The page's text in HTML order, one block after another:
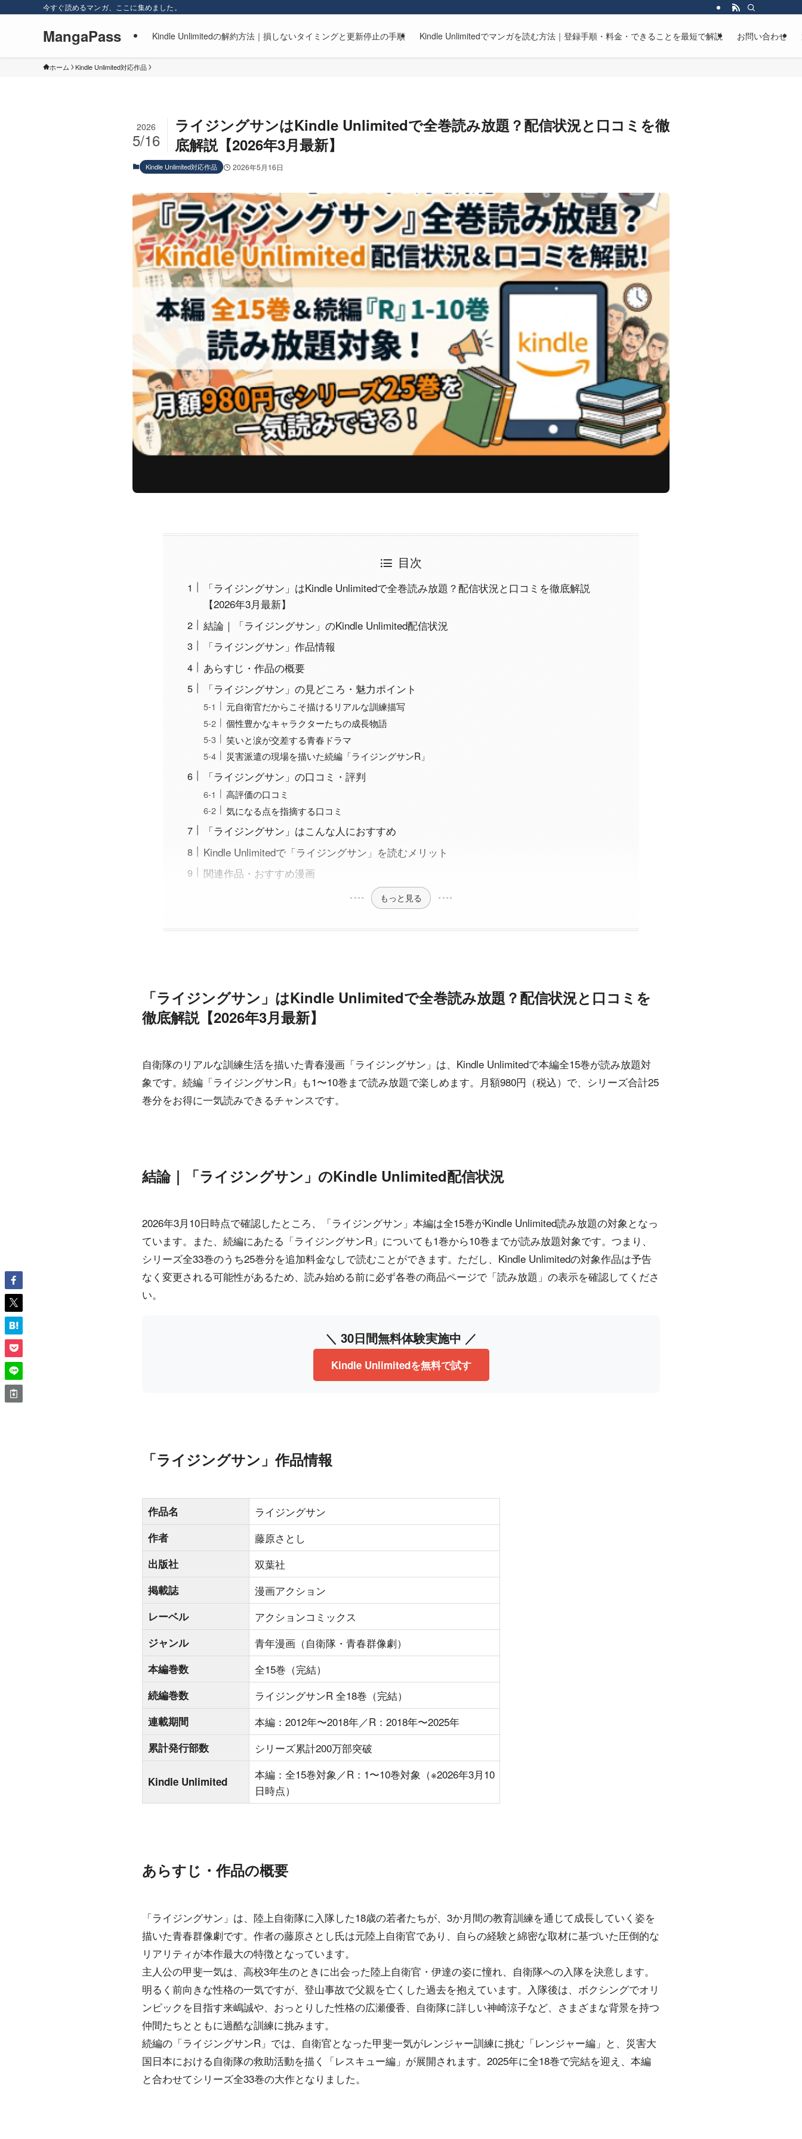
今すぐ読めるマンガ、ここに集めました。
MangaPass Kindle Unlimitedの解約方法｜損しないタイミングと更新停止の手順 Kindle Unlimitedでマンガを読む方法｜登録手順・料金・できることを最短で解説 お問い合わせ
ホーム Kindle Unlimited対応作品
ライジングサンはKindle Unlimitedで全巻読み放題？配信状況と口コミを徹
底解説【2026年3月最新】
2026
5/16
Kindle Unlimited対応作品 2026年5月16日
目次
「ライジングサン」はKindle Unlimitedで全巻読み放題？配信状況と口コミを徹底解説
【2026年3月最新】
結論｜「ライジングサン」のKindle Unlimited配信状況
「ライジングサン」作品情報
あらすじ・作品の概要
「ライジングサン」の見どころ・魅力ポイント
元自衛官だからこそ描けるリアルな訓練描写
個性豊かなキャラクターたちの成長物語
笑いと涙が交差する青春ドラマ
災害派遣の現場を描いた続編「ライジングサンR」
「ライジングサン」の口コミ・評判
高評価の口コミ
気になる点を指摘する口コミ
「ライジングサン」はこんな人におすすめ
Kindle Unlimitedで「ライジングサン」を読むメリット
関連作品・おすすめ漫画
もっと見る
「ライジングサン」はKindle Unlimitedで全巻読み放題？配信状況と口コミを
徹底解説【2026年3月最新】
自衛隊のリアルな訓練生活を描いた青春漫画「ライジングサン」は、Kindle Unlimitedで本編全15巻が読み放題対
象です。続編「ライジングサンR」も1〜10巻まで読み放題で楽しめます。月額980円（税込）で、シリーズ合計25
巻分をお得に一気読みできるチャンスです。
結論｜「ライジングサン」のKindle Unlimited配信状況
2026年3月10日時点で確認したところ、「ライジングサン」本編は全15巻がKindle Unlimited読み放題の対象となっ
ています。また、続編にあたる「ライジングサンR」についても1巻から10巻までが読み放題対象です。つまり、
シリーズ全33巻のうち25巻分を追加料金なしで読むことができます。ただし、Kindle Unlimitedの対象作品は予告
なく変更される可能性があるため、読み始める前に必ず各巻の商品ページで「読み放題」の表示を確認してくださ
い。
＼ 30日間無料体験実施中 ／
Kindle Unlimitedを無料で試す
「ライジングサン」作品情報
作品名 ライジングサン
作者 藤原さとし
出版社 双葉社
掲載誌 漫画アクション
レーベル アクションコミックス
ジャンル 青年漫画（自衛隊・青春群像劇）
本編巻数 全15巻（完結）
続編巻数 ライジングサンR 全18巻（完結）
連載期間 本編：2012年〜2018年／R：2018年〜2025年
累計発行部数 シリーズ累計200万部突破
Kindle Unlimited
本編：全15巻対象／R：1〜10巻対象（※2026年3月10
日時点）
あらすじ・作品の概要
「ライジングサン」は、陸上自衛隊に入隊した18歳の若者たちが、3か月間の教育訓練を通じて成長していく姿を
描いた青春群像劇です。作者の藤原さとし氏は元陸上自衛官であり、自らの経験と綿密な取材に基づいた圧倒的な
リアリティが本作最大の特徴となっています。
主人公の甲斐一気は、高校3年生のときに出会った陸上自衛官・伊達の姿に憧れ、自衛隊への入隊を決意します。
明るく前向きな性格の一気ですが、登山事故で父親を亡くした過去を抱えています。入隊後は、ボクシングでオリ
ンピックを目指す来嶋誠や、おっとりした性格の広瀬優香、自衛隊に詳しい神崎涼子など、さまざまな背景を持つ
仲間たちとともに過酷な訓練に挑みます。
続編の「ライジングサンR」では、自衛官となった甲斐一気がレンジャー訓練に挑む「レンジャー編」と、災害大
国日本における自衛隊の救助活動を描く「レスキュー編」が展開されます。2025年に全18巻で完結を迎え、本編
と合わせてシリーズ全33巻の大作となりました。